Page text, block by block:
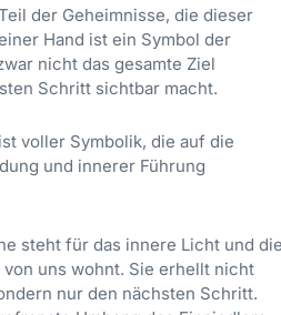
der Geheimnisse, die dieser
Hand ist ein Symbol der
nicht das gesamte Ziel
Schritt sichtbar macht.
voller Symbolik, die auf die
und innerer Führung
steht für das innere Licht und
uns wohnt. Sie erhellt nicht
nur den nächsten Schritt.